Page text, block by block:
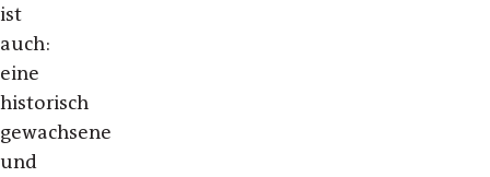
ist
auch:
eine
historisch
gewachsene
und